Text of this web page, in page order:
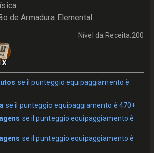
de Armadura Elemental
Nível da Receita:200
x
se il punteggio equipaggiamento è
se il punteggio equipaggiamento è 470+
se il punteggio equipaggiamento è
se il punteggio equipaggiamento è